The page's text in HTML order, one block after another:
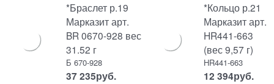
*Браслет р.19
Марказит арт.
BR 0670-928 вес
31.52 г
Б 670-928
37 235руб.
*Кольцо р.21
Марказит арт.
HR441-663
(вес 9,57 г)
HR441-663
12 394руб.